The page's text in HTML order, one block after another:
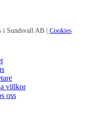
Sundsvall AB | Cookies
villkor
oss